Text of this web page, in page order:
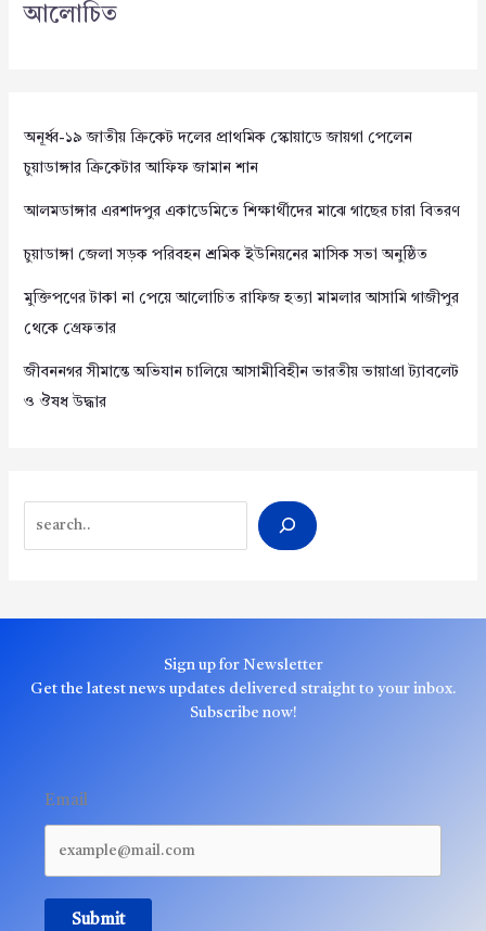
আলোচিত
অনূর্ধ্ব-১৯ জাতীয় ক্রিকেট দলের প্রাথমিক স্কোয়াডে জায়গা পেলেন
চুয়াডাঙ্গার ক্রিকেটার আফিফ জামান শান
আলমডাঙ্গার এরশাদপুর একাডেমিতে শিক্ষার্থীদের মাঝে গাছের চারা বিতরণ
চুয়াডাঙ্গা জেলা সড়ক পরিবহন শ্রমিক ইউনিয়নের মাসিক সভা অনুষ্ঠিত
মুক্তিপণের টাকা না পেয়ে আলোচিত রাফিজ হত্যা মামলার আসামি গাজীপুর
থেকে গ্রেফতার
জীবননগর সীমান্তে অভিযান চালিয়ে আসামীবিহীন ভারতীয় ভায়াগ্রা ট্যাবলেট
ও ঔষধ উদ্ধার
Sign up for Newsletter
Get the latest news updates delivered straight to your inbox.
Subscribe now!
Email
Submit